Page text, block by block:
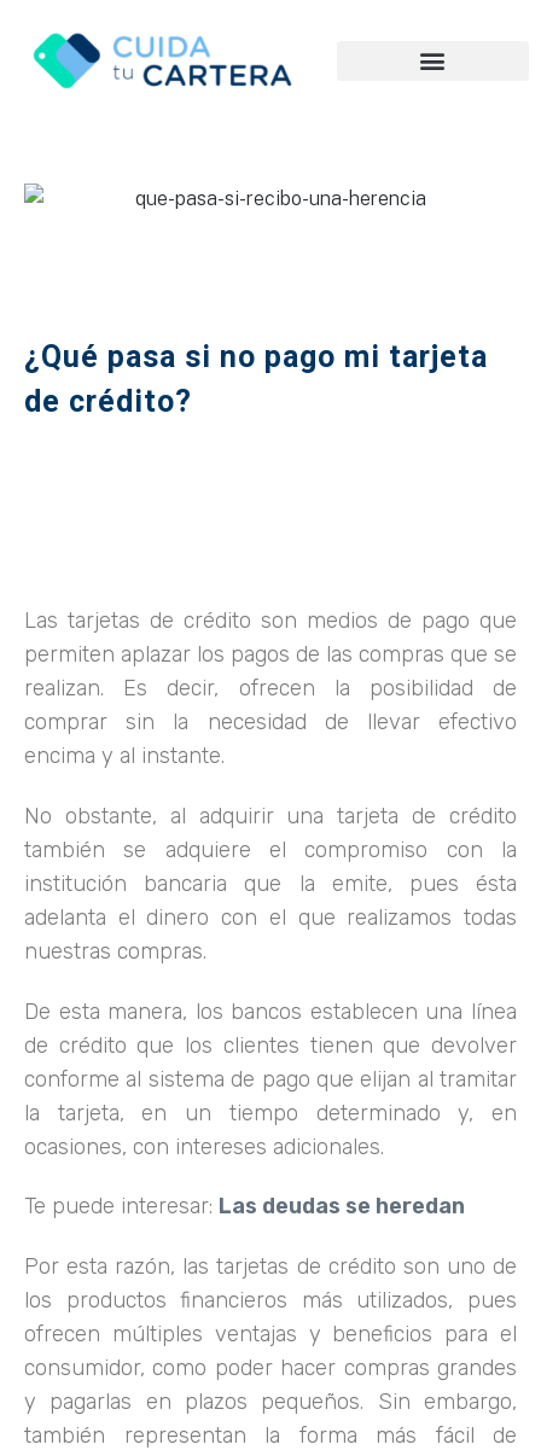
¿Qué pasa si no pago mi tarjeta
de crédito?
Las tarjetas de crédito son medios de pago que
permiten aplazar los pagos de las compras que se
realizan. Es decir, ofrecen la posibilidad de
comprar sin la necesidad de llevar efectivo
encima y al instante.
No obstante, al adquirir una tarjeta de crédito
también se adquiere el compromiso con la
institución bancaria que la emite, pues ésta
adelanta el dinero con el que realizamos todas
nuestras compras.
De esta manera, los bancos establecen una línea
de crédito que los clientes tienen que devolver
conforme al sistema de pago que elijan al tramitar
la tarjeta, en un tiempo determinado y, en
ocasiones, con intereses adicionales.
Te puede interesar: Las deudas se heredan
Por esta razón, las tarjetas de crédito son uno de
los productos financieros más utilizados, pues
ofrecen múltiples ventajas y beneficios para el
consumidor, como poder hacer compras grandes
y pagarlas en plazos pequeños. Sin embargo,
también representan la forma más fácil de